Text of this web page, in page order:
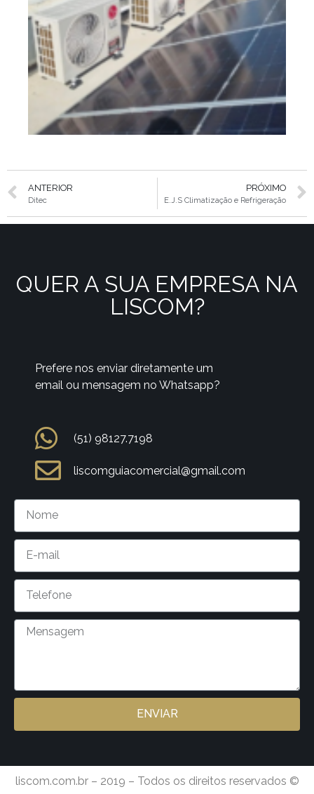
ANTERIOR
Ditec
PRÓXIMO
E.J.S Climatização e Refrigeração
QUER A SUA EMPRESA NA
LISCOM?
Prefere nos enviar diretamente um
email ou mensagem no Whatsapp?
(51) 98127.7198
liscomguiacomercial@gmail.com
ENVIAR
liscom.com.br – 2019 – Todos os direitos reservados ©